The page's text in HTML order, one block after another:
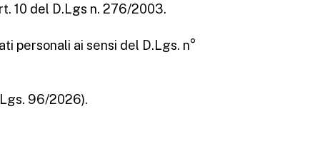
10 del D.Lgs n. 276/2003.
personali ai sensi del D.Lgs. n°
96/2026).